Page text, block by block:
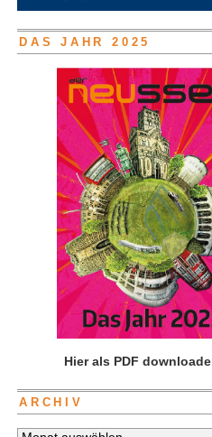
DAS JAHR 2025
Hier als PDF
ARCHIV